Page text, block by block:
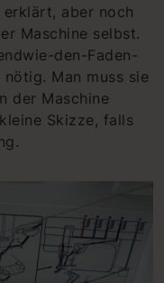
aber noch
Maschine selbst.
den-Faden-
Man muss sie
der Maschine
Skizze, falls